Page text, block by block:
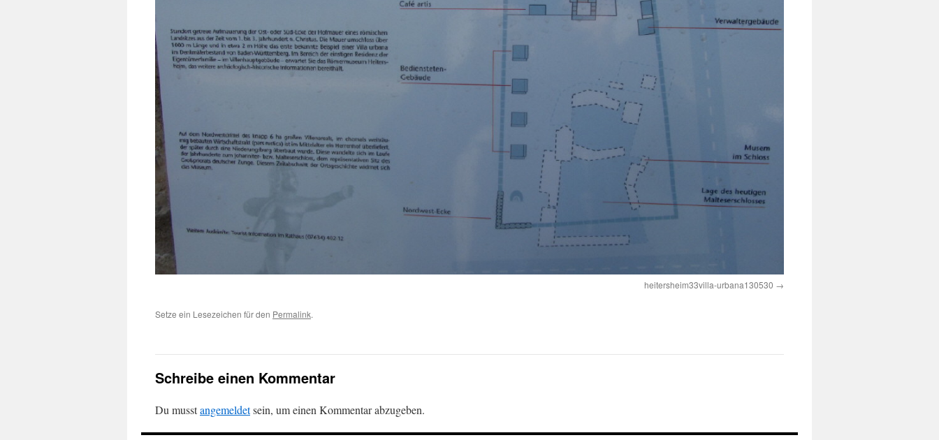
heitersheim33villa-urbana130530
Setze ein Lesezeichen für den Permalink.
Schreibe einen Kommentar
Du musstangemeldetsein, um einen Kommentar abzugeben.